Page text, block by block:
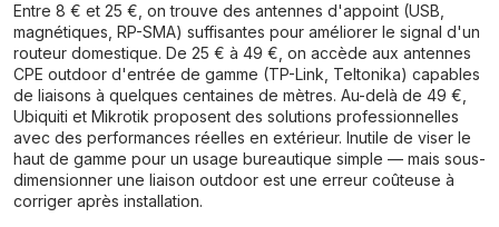
Entre 8 € et 25 €, on trouve des antennes d'appoint (USB,
magnétiques, RP-SMA) suffisantes pour améliorer le signal d'un
routeur domestique. De 25 € à 49 €, on accède aux antennes
CPE outdoor d'entrée de gamme (TP-Link, Teltonika) capables
de liaisons à quelques centaines de mètres. Au-delà de 49 €,
Ubiquiti et Mikrotik proposent des solutions professionnelles
avec des performances réelles en extérieur. Inutile de viser le
haut de gamme pour un usage bureautique simple — mais sous-
dimensionner une liaison outdoor est une erreur coûteuse à
corriger après installation.